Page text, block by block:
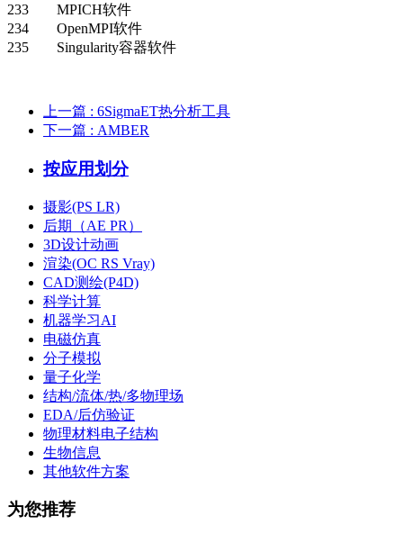
233
MPICH软件
234
OpenMPI软件
235
Singularity容器软件
上一篇 : 6SigmaET热分析工具
下一篇 : AMBER
按应用划分
摄影(PS LR)
后期（AE PR）
3D设计动画
渲染(OC RS Vray)
CAD测绘(P4D)
科学计算
机器学习AI
电磁仿真
分子模拟
量子化学
结构/流体/热/多物理场
EDA/后仿验证
物理材料电子结构
生物信息
其他软件方案
为您推荐